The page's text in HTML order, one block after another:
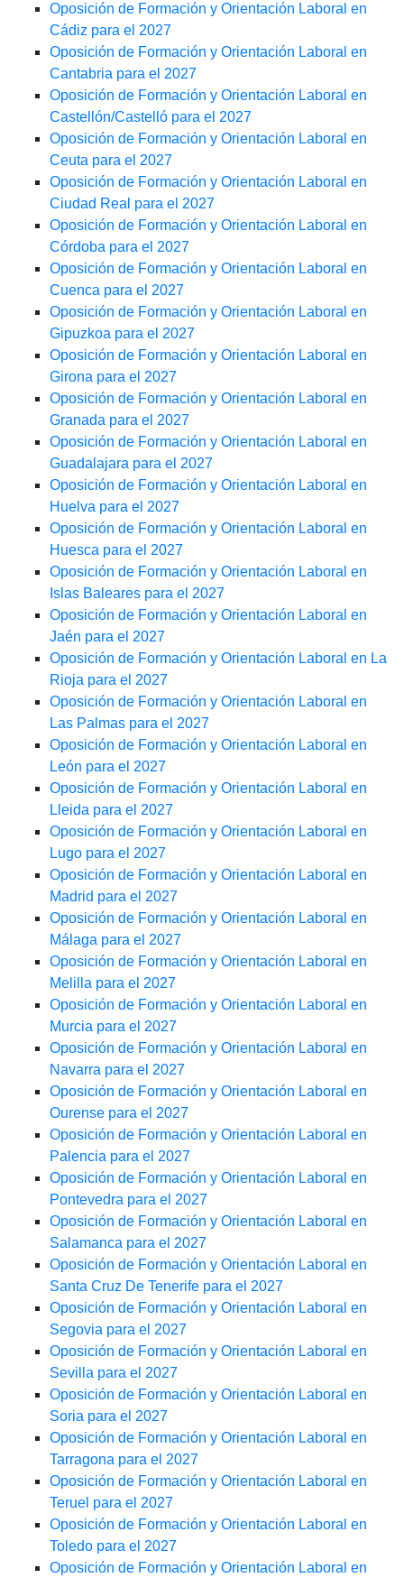
Oposición de Formación y Orientación Laboral en
Cádiz para el 2027
Oposición de Formación y Orientación Laboral en
Cantabria para el 2027
Oposición de Formación y Orientación Laboral en
Castellón/Castelló para el 2027
Oposición de Formación y Orientación Laboral en
Ceuta para el 2027
Oposición de Formación y Orientación Laboral en
Ciudad Real para el 2027
Oposición de Formación y Orientación Laboral en
Córdoba para el 2027
Oposición de Formación y Orientación Laboral en
Cuenca para el 2027
Oposición de Formación y Orientación Laboral en
Gipuzkoa para el 2027
Oposición de Formación y Orientación Laboral en
Girona para el 2027
Oposición de Formación y Orientación Laboral en
Granada para el 2027
Oposición de Formación y Orientación Laboral en
Guadalajara para el 2027
Oposición de Formación y Orientación Laboral en
Huelva para el 2027
Oposición de Formación y Orientación Laboral en
Huesca para el 2027
Oposición de Formación y Orientación Laboral en
Islas Baleares para el 2027
Oposición de Formación y Orientación Laboral en
Jaén para el 2027
Oposición de Formación y Orientación Laboral en La
Rioja para el 2027
Oposición de Formación y Orientación Laboral en
Las Palmas para el 2027
Oposición de Formación y Orientación Laboral en
León para el 2027
Oposición de Formación y Orientación Laboral en
Lleida para el 2027
Oposición de Formación y Orientación Laboral en
Lugo para el 2027
Oposición de Formación y Orientación Laboral en
Madrid para el 2027
Oposición de Formación y Orientación Laboral en
Málaga para el 2027
Oposición de Formación y Orientación Laboral en
Melilla para el 2027
Oposición de Formación y Orientación Laboral en
Murcia para el 2027
Oposición de Formación y Orientación Laboral en
Navarra para el 2027
Oposición de Formación y Orientación Laboral en
Ourense para el 2027
Oposición de Formación y Orientación Laboral en
Palencia para el 2027
Oposición de Formación y Orientación Laboral en
Pontevedra para el 2027
Oposición de Formación y Orientación Laboral en
Salamanca para el 2027
Oposición de Formación y Orientación Laboral en
Santa Cruz De Tenerife para el 2027
Oposición de Formación y Orientación Laboral en
Segovia para el 2027
Oposición de Formación y Orientación Laboral en
Sevilla para el 2027
Oposición de Formación y Orientación Laboral en
Soria para el 2027
Oposición de Formación y Orientación Laboral en
Tarragona para el 2027
Oposición de Formación y Orientación Laboral en
Teruel para el 2027
Oposición de Formación y Orientación Laboral en
Toledo para el 2027
Oposición de Formación y Orientación Laboral en